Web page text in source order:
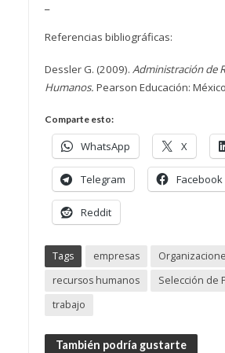
Referencias bibliográficas:
Dessler G. (2009). Administración de
Humanos. Pearson Educación:
Comparte esto:
WhatsApp X
Telegram Facebook
Reddit
Tags empresas
recursos humanos
Selección de
trabajo
También podría gustarte